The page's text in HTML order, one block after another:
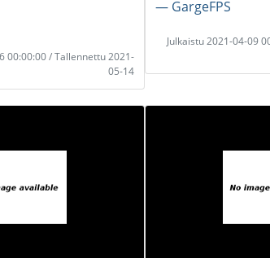
00:00:00 / Tallennettu 2021-
05-14
― GargeFPS
Julkaistu 2021-04-09